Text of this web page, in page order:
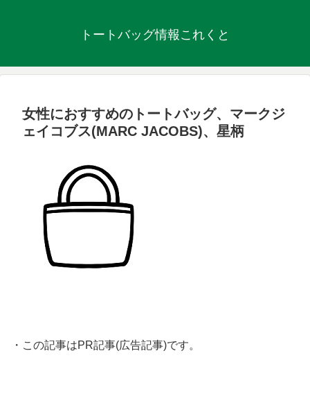
トートバッグ情報これくと
女性におすすめのトートバッグ、マークジ
ェイコブス(MARC JACOBS)、星柄
・この記事はPR記事(広告記事)です。